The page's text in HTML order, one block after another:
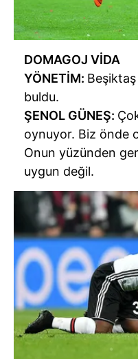
DOMAGOJ VİDA
YÖNETİM: Beşiktaş
buldu.
ŞENOL GÜNEŞ:
oynuyor. Biz önde
Onun yüzünden
uygun değil.